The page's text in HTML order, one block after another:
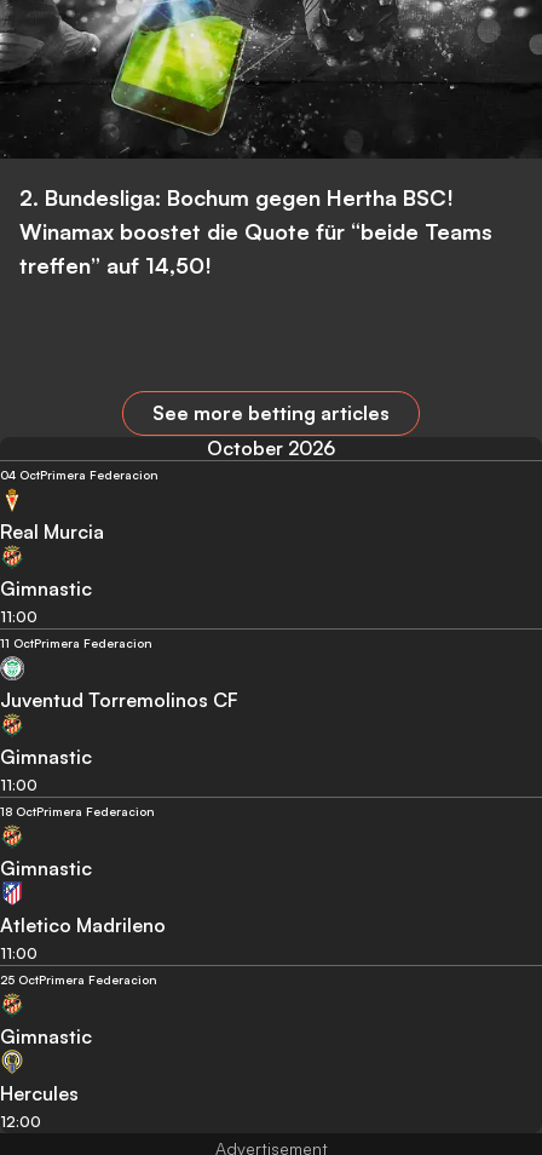
2. Bundesliga: Bochum gegen Hertha BSC!
Winamax boostet die Quote für “beide Teams
treffen” auf 14,50!
See more betting articles
October 2026
04 OctPrimera Federacion
Real Murcia
Gimnastic
11:00
11 OctPrimera Federacion
Juventud Torremolinos CF
Gimnastic
11:00
18 OctPrimera Federacion
Gimnastic
Atletico Madrileno
11:00
25 OctPrimera Federacion
Gimnastic
Hercules
12:00